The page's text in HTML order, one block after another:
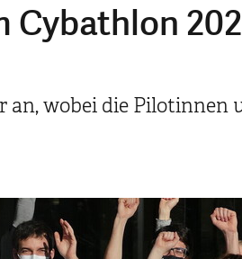
Cybathlon
an, wobei die